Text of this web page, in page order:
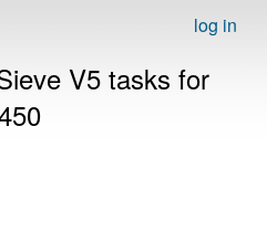
log in
V5 tasks for